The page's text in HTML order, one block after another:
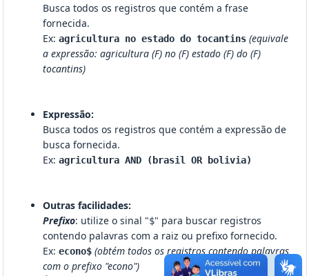
Busca todos os registros que contém a frase
fornecida.
Ex: agricultura no estado do tocantins (equivale
a expressão: agricultura (F) no (F) estado (F) do (F)
tocantins)
Expressão:
Busca todos os registros que contém a expressão de
busca fornecida.
Ex: agricultura AND (brasil OR bolivia)
Outras facilidades:
Prefixo: utilize o sinal "$" para buscar registros
contendo palavras com a raiz ou prefixo fornecido.
Ex: econo$ (obtém todos os registros contendo palavras
com o prefixo "econo")